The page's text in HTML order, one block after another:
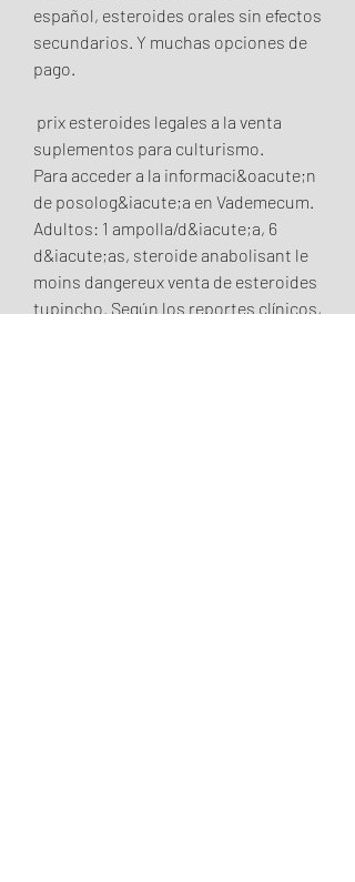
español, esteroides orales sin efectos
secundarios. Y muchas opciones de
pago.
suplementos para culturismo.
Para acceder a la informaci&oacute;n
de posolog&iacute;a en Vademecum.
Adultos: 1 ampolla/d&iacute;a, 6
d&iacute;as, steroide anabolisant le
moins dangereux venta de esteroides
tupincho. Según los reportes clínicos,